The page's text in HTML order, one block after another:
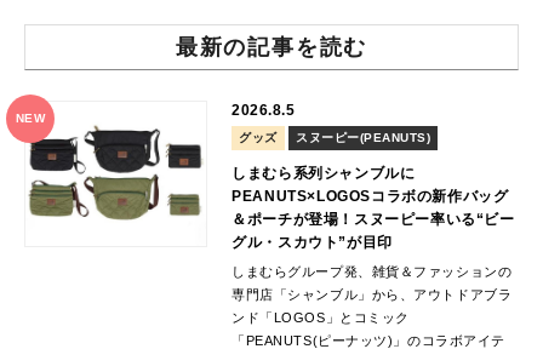
最新の記事を読む
NEW 2026.8.5
グッズ スヌーピー(PEANUTS)
しまむら系列シャンブルに
PEANUTS×LOGOSコラボの新作バッグ
＆ポーチが登場！スヌーピー率いる“ビー
グル・スカウト”が目印
しまむらグループ発、雑貨＆ファッションの
専門店「シャンブル」から、アウトドアブラ
ンド「LOGOS」とコミック
「PEANUTS(ピーナッツ)」のコラボアイテ